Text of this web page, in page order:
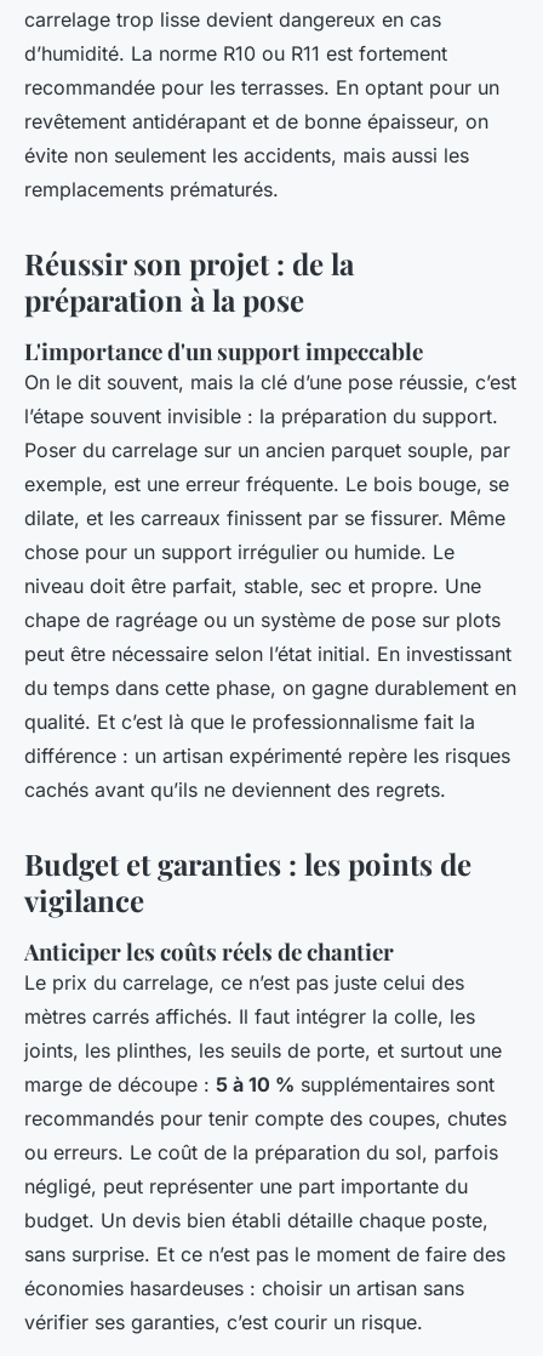
carrelage trop lisse devient dangereux en cas
d’humidité. La norme R10 ou R11 est fortement
recommandée pour les terrasses. En optant pour un
revêtement antidérapant et de bonne épaisseur, on
évite non seulement les accidents, mais aussi les
remplacements prématurés.
Réussir son projet : de la
préparation à la pose
L'importance d'un support impeccable
On le dit souvent, mais la clé d’une pose réussie, c’est
l’étape souvent invisible : la préparation du support.
Poser du carrelage sur un ancien parquet souple, par
exemple, est une erreur fréquente. Le bois bouge, se
dilate, et les carreaux finissent par se fissurer. Même
chose pour un support irrégulier ou humide. Le
niveau doit être parfait, stable, sec et propre. Une
chape de ragréage ou un système de pose sur plots
peut être nécessaire selon l’état initial. En investissant
du temps dans cette phase, on gagne durablement en
qualité. Et c’est là que le professionnalisme fait la
différence : un artisan expérimenté repère les risques
cachés avant qu’ils ne deviennent des regrets.
Budget et garanties : les points de
vigilance
Anticiper les coûts réels de chantier
Le prix du carrelage, ce n’est pas juste celui des
mètres carrés affichés. Il faut intégrer la colle, les
joints, les plinthes, les seuils de porte, et surtout une
marge de découpe : 5 à 10 % supplémentaires sont
recommandés pour tenir compte des coupes, chutes
ou erreurs. Le coût de la préparation du sol, parfois
négligé, peut représenter une part importante du
budget. Un devis bien établi détaille chaque poste,
sans surprise. Et ce n’est pas le moment de faire des
économies hasardeuses : choisir un artisan sans
vérifier ses garanties, c’est courir un risque.